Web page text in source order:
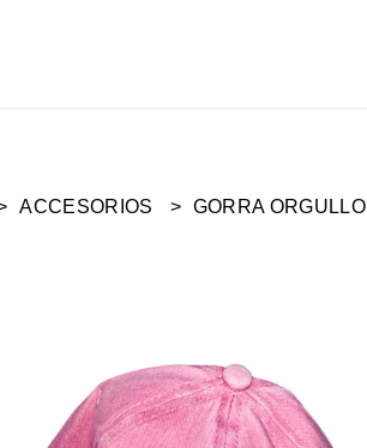
ACCESORIOS GORRA ORGULLO